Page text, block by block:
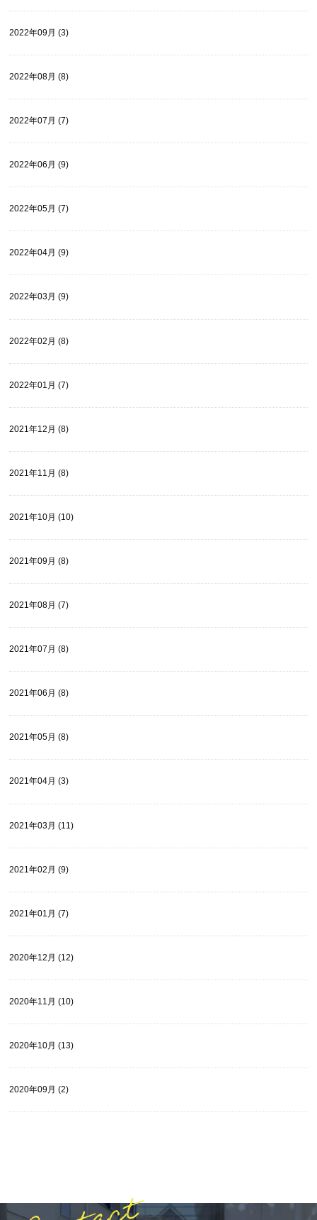
2022年09月 (3)
2022年08月 (8)
2022年07月 (7)
2022年06月 (9)
2022年05月 (7)
2022年04月 (9)
2022年03月 (9)
2022年02月 (8)
2022年01月 (7)
2021年12月 (8)
2021年11月 (8)
2021年10月 (10)
2021年09月 (8)
2021年08月 (7)
2021年07月 (8)
2021年06月 (8)
2021年05月 (8)
2021年04月 (3)
2021年03月 (11)
2021年02月 (9)
2021年01月 (7)
2020年12月 (12)
2020年11月 (10)
2020年10月 (13)
2020年09月 (2)